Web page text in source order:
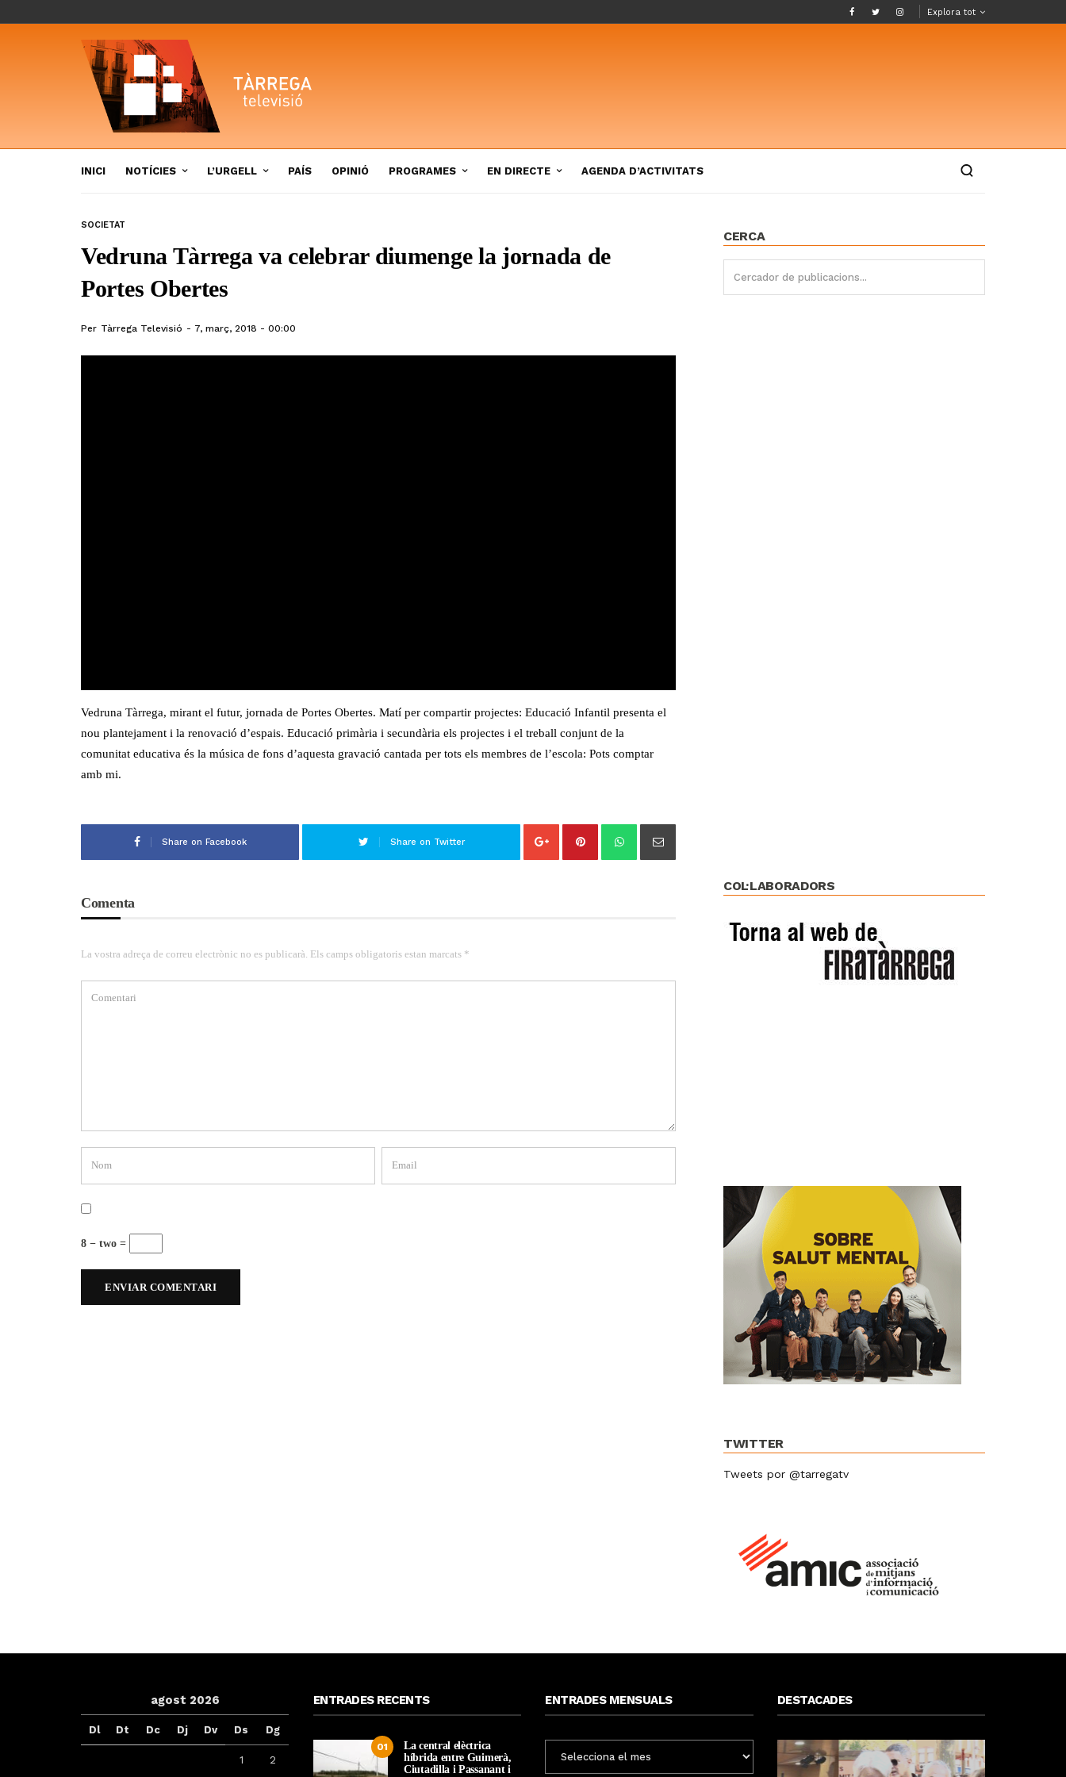
Explora tot
INICI NOTÍCIES L’URGELL PAÍS OPINIÓ PROGRAMES EN DIRECTE AGENDA D’ACTIVITATS
SOCIETAT
Vedruna Tàrrega va celebrar diumenge la jornada de
Portes Obertes
Per Tàrrega Televisió 7, març, 2018 - 00:00
Vedruna Tàrrega, mirant el futur, jornada de Portes Obertes. Matí per compartir projectes: Educació Infantil presenta el
nou plantejament i la renovació d’espais. Educació primària i secundària els projectes i el treball conjunt de la
comunitat educativa és la música de fons d’aquesta gravació cantada per tots els membres de l’escola: Pots comptar
amb mi.
Share on Facebook Share on Twitter
Comenta
La vostra adreça de correu electrònic no es publicarà. Els camps obligatoris estan marcats *
8 − two =
CERCA
COL·LABORADORS
TWITTER
Tweets por @tarregatv
agost 2026
Dl Dt Dc Dj Dv Ds Dg
1 2
ENTRADES RECENTS
01
La central elèctrica
híbrida entre Guimerà,
Ciutadilla i Passanant i
ENTRADES MENSUALS
MENSUALS
DESTACADES